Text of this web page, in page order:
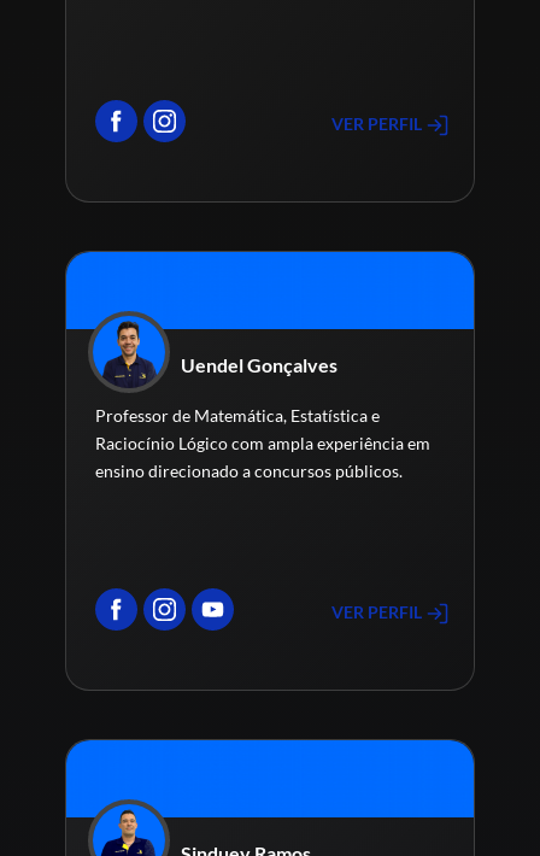
VER PERFIL
Uendel Gonçalves
Professor de Matemática, Estatística e
Raciocínio Lógico com ampla experiência em
ensino direcionado a concursos públicos.
VER PERFIL